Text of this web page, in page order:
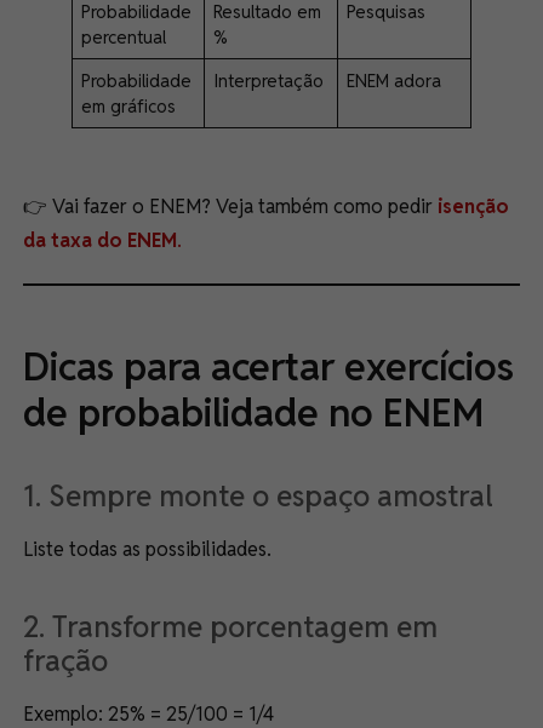
Probabilidade
percentual
Resultado em
%
Pesquisas
Probabilidade
em gráficos
Interpretação ENEM adora
👉 Vai fazer o ENEM? Veja também como pedir isenção
da taxa do ENEM.
Dicas para acertar exercícios
de probabilidade no ENEM
1. Sempre monte o espaço amostral
Liste todas as possibilidades.
2. Transforme porcentagem em
fração
Exemplo: 25% = 25/100 = 1/4